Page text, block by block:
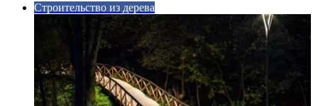
Строительство из дерева